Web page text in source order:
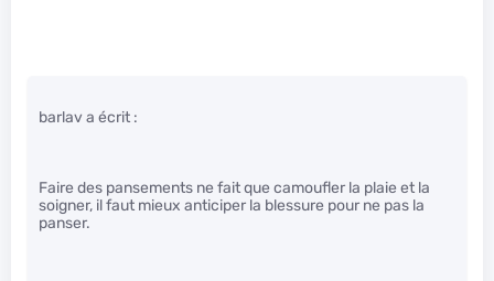
barlav a écrit :
Faire des pansements ne fait que camoufler la plaie et la
soigner, il faut mieux anticiper la blessure pour ne pas la
panser.